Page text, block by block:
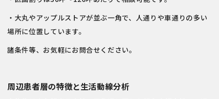
・大丸やアップルストアが並ぶ一角で、人通りや車通りの多い
場所に位置しています。
諸条件等、お気軽にお問合せください。
周辺患者層の特徴と生活動線分析